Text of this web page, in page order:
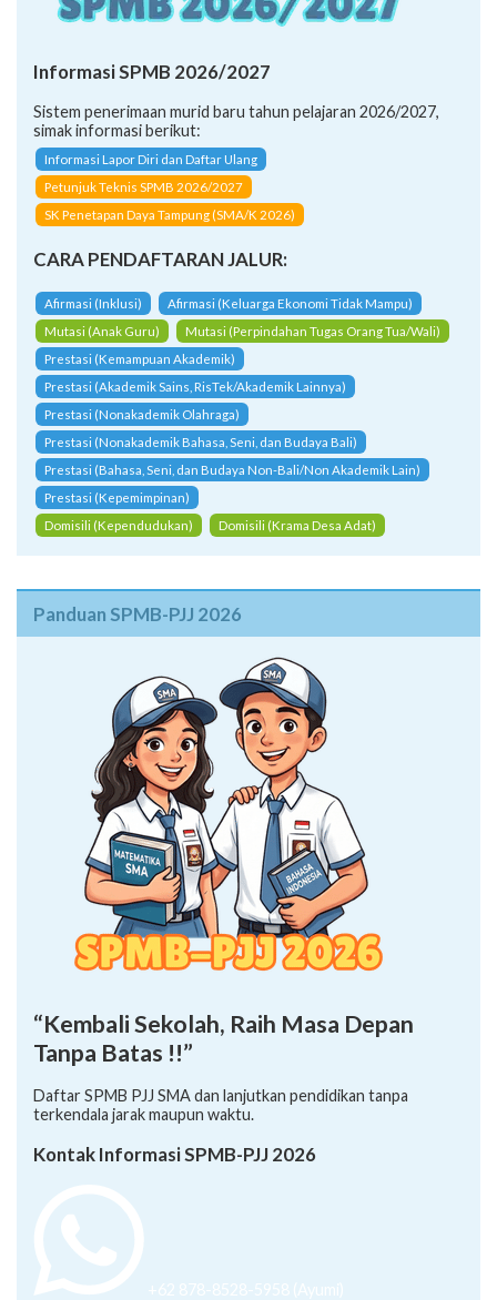
Informasi SPMB 2026/2027
Sistem penerimaan murid baru tahun pelajaran 2026/2027,
simak informasi berikut:
Informasi Lapor Diri dan Daftar Ulang
Petunjuk Teknis SPMB 2026/2027
SK Penetapan Daya Tampung (SMA/K 2026)
CARA PENDAFTARAN JALUR:
Afirmasi (Inklusi)
Afirmasi (Keluarga Ekonomi Tidak Mampu)
Mutasi (Anak Guru)
Mutasi (Perpindahan Tugas Orang Tua/Wali)
Prestasi (Kemampuan Akademik)
Prestasi (Akademik Sains, RisTek/Akademik Lainnya)
Prestasi (Nonakademik Olahraga)
Prestasi (Nonakademik Bahasa, Seni, dan Budaya Bali)
Prestasi (Bahasa, Seni, dan Budaya Non-Bali/Non Akademik Lain)
Prestasi (Kepemimpinan)
Domisili (Kependudukan)
Domisili (Krama Desa Adat)
Panduan SPMB-PJJ 2026
“Kembali Sekolah, Raih Masa Depan
Tanpa Batas !!”
Daftar SPMB PJJ SMA dan lanjutkan pendidikan tanpa
terkendala jarak maupun waktu.
Kontak Informasi SPMB-PJJ 2026
+62 878-8528-5958 (Ayumi)